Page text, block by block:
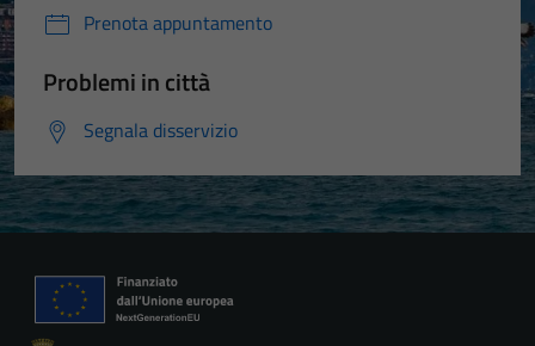
Prenota appuntamento
Problemi in città
Segnala disservizio